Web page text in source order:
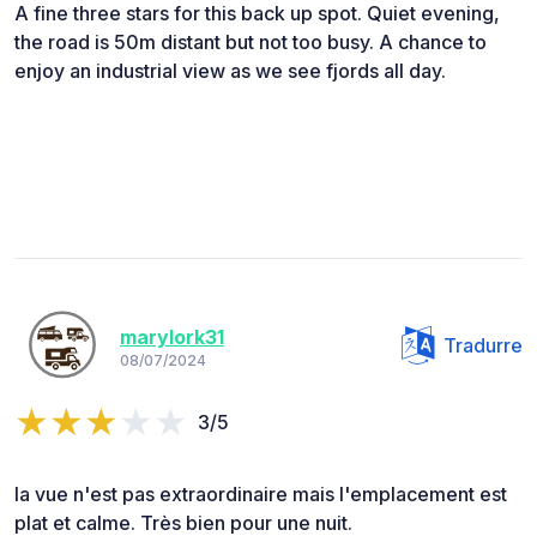
A fine three stars for this back up spot. Quiet evening,
the road is 50m distant but not too busy. A chance to
enjoy an industrial view as we see fjords all day.
marylork31
08/07/2024
Tradurre
3/5
la vue n'est pas extraordinaire mais l'emplacement est
plat et calme. Très bien pour une nuit.